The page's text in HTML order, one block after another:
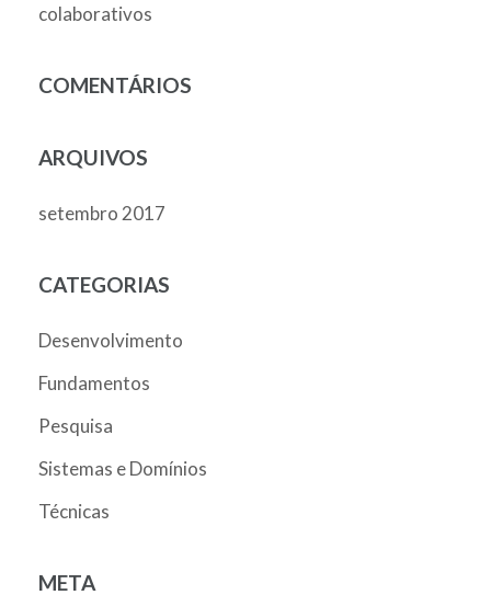
colaborativos
COMENTÁRIOS
ARQUIVOS
setembro 2017
CATEGORIAS
Desenvolvimento
Fundamentos
Pesquisa
Sistemas e Domínios
Técnicas
META